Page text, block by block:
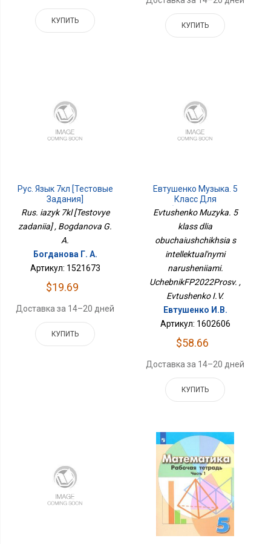
КУПИТЬ
КУПИТЬ
Рус. Язык 7кл [Тестовые
Задания]
Rus. iazyk 7kl [Testovye
zadaniia] , Bogdanova G.
A.
Богданова Г. А.
Артикул: 1521673
$19.69
Доставка за 14–20 дней
КУПИТЬ
Евтушенко Музыка. 5
Класс Для
Обучающихся С
Интеллектуальными
Нарушениями.
УчебникФП2022Просв.
Evtushenko Muzyka. 5
klass dlia
obuchaiushchikhsia s
intellektual'nymi
narusheniiami.
UchebnikFP2022Prosv. ,
Evtushenko I.V.
Евтушенко И.В.
Артикул: 1602606
$58.66
Доставка за 14–20 дней
КУПИТЬ